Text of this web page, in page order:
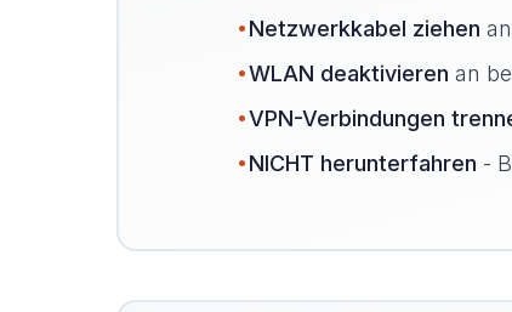
•Netzwerkkabel ziehen
•WLAN deaktivieren an
•VPN-Verbindungen
•NICHT herunterfahren -